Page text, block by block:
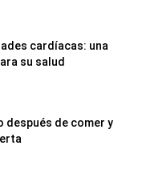
cardíacas: una
su salud
después de comer y